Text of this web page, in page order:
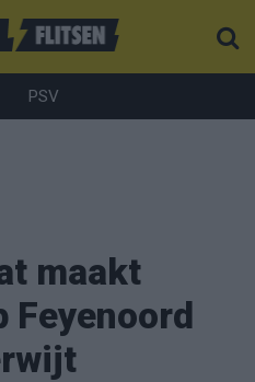
PSV
maakt
Feyenoord